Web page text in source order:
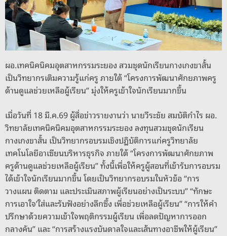
o
k
erk
ผอ.เทคนิคนิคมอุตสาหกรรมระยอง สวมชุดนักเรียนกางเกงขาสั้น
เป็นวิทยากรเติมความรู้แก่ครู ภายใต้ “โครงการพัฒนาศักยภาพครู
ด้านดูแลช่วยเหลือผู้เรียน” มุ่งให้ครูเข้าใจนักเรียนมากขึ้น
เมื่อวันที่ 18 มี.ค.69 ผู้สื่อข่าวรายงานว่า นายวีระชัย สมบัติกำไร ผอ.
วิทยาลัยเทคนิคนิคมอุตสาหกรรมระยอง ลงทุนสวมชุดนักเรียน
กางเกงขาสั้น เป็นวิทยากรอบรมเชิงปฏิบัติการแก่ครูวิทยาลัย
เทคโนโลยีอาเซียนบริหารธุรกิจ ภายใต้ “โครงการพัฒนาศักยภาพ
ครูด้านดูแลช่วยเหลือผู้เรียน” ทั้งนี้เพื่อให้ครูผู้สอนที่เข้ารับการอบรม
ได้เข้าใจนักเรียนมากขึ้น โดยเป็นวิทยากรอบรมในหัวข้อ “การ
วางแผน ติดตาม และประเมินสภาพผู้เรียนอย่างเป็นระบบ” “ทักษะ
การเอาใจ’ใส่และรับฟังอย่างลึกซึ้ง เพื่อช่วยเหลือผู้เรียน” “การให้คำ
ปรึกษาด้วยความเข้าใจพฤติกรรมผู้เรียน เพื่อลดปัญหาการออก
กลางคัน” และ “การสร้างแรงบันดาลใจและเส้นทางอาชีพให้ผู้เรียน”